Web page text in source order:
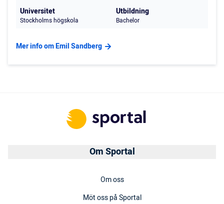
Universitet
Stockholms högskola
Utbildning
Bachelor
Mer info om Emil Sandberg
Om Sportal
Om oss
Möt oss på Sportal